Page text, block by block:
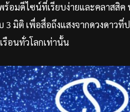
ร้อมดีไซน์ที่เรียบง่ายและคลาสสิ
3 มิติ เพื่อสื่อถึงแสงจากดวงดาว
รือนทั่วโลกเท่านั้น